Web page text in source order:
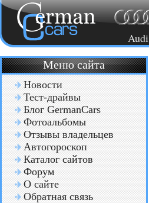
Audi
Меню сайта
Новости
Тест-драйвы
Блог GermanCars
Фотоальбомы
Отзывы владельцев
Автогороскоп
Каталог сайтов
Форум
О сайте
Обратная связь